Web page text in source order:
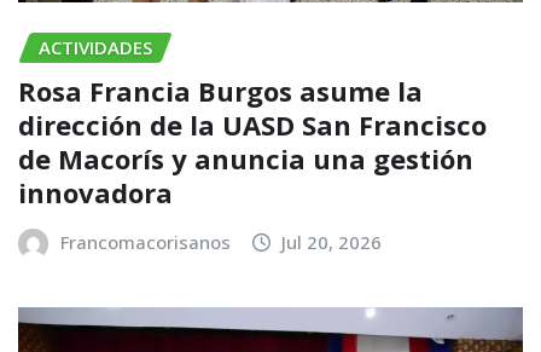
ACTIVIDADES
Rosa Francia Burgos asume la
dirección de la UASD San Francisco
de Macorís y anuncia una gestión
innovadora
Francomacorisanos Jul 20, 2026